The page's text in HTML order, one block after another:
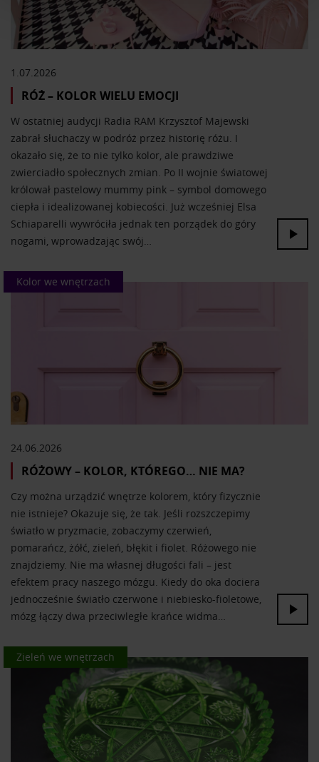
Wykorzystujemy pliki cookie do spersonalizowania treści
i reklam, aby oferować funkcje społecznościowe i
analizować ruch w naszej witrynie. Informacje o tym, jak
społecznościowym, reklamowym i analitycznym.
Partnerzy mogą połączyć te informacje z innymi danymi
otrzymanymi od Ciebie lub uzyskanymi podczas
korzystania z ich usług.
1.07.2026
RÓŻ – KOLOR WIELU EMOCJI
W ostatniej audycji Radia RAM Krzysztof Majewski
zabrał słuchaczy w podróż przez historię różu. I
okazało się, że to nie tylko kolor, ale prawdziwe
zwierciadło społecznych zmian. Po II wojnie światowej
królował pastelowy mummy pink – symbol domowego
ciepła i idealizowanej kobiecości. Już wcześniej Elsa
Schiaparelli wywróciła jednak ten porządek do góry
nogami, wprowadzając swój…
Kolor we wnętrzach
24.06.2026
RÓŻOWY – KOLOR, KTÓREGO… NIE MA?
Czy można urządzić wnętrze kolorem, który fizycznie
nie istnieje? Okazuje się, że tak. Jeśli rozszczepimy
światło w pryzmacie, zobaczymy czerwień,
pomarańcz, żółć, zieleń, błękit i fiolet. Różowego nie
znajdziemy. Nie ma własnej długości fali – jest
efektem pracy naszego mózgu. Kiedy do oka dociera
jednocześnie światło czerwone i niebiesko-fioletowe,
mózg łączy dwa przeciwległe krańce widma…
Kolor we wnętrzach
Zieleń we wnętrzach